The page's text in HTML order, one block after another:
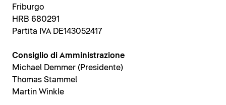
Friburgo
HRB 680291
Partita IVA DE143052417
Consiglio di Amministrazione
Michael Demmer (Presidente)
Thomas Stammel
Martin Winkle